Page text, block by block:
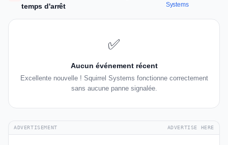
temps d'arrêt
Systems
✅
Aucun événement récent
Excellente nouvelle ! Squirrel Systems fonctionne correctement
sans aucune panne signalée.
ADVERTISEMENT ADVERTISE HERE